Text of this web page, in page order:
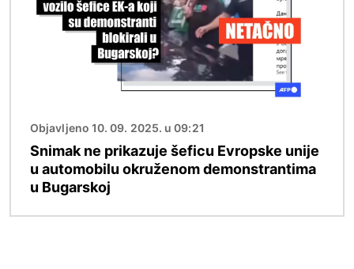
Objavljeno 10. 09. 2025. u 09:21
Snimak ne prikazuje šeficu Evropske unije
u automobilu okruženom demonstrantima
u Bugarskoj